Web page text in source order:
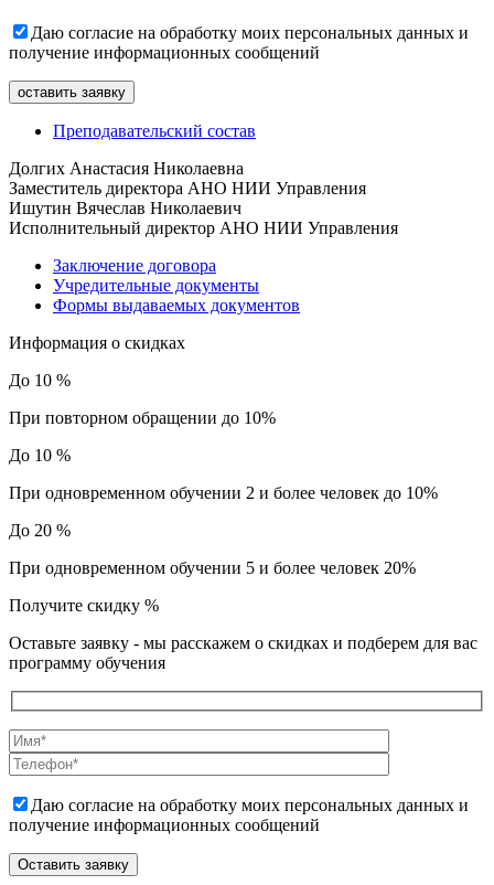
Даю согласие на обработку моих персональных данных и
получение информационных сообщений
Преподавательский состав
Долгих Анастасия Николаевна
Заместитель директора АНО НИИ Управления
Ишутин Вячеслав Николаевич
Исполнительный директор АНО НИИ Управления
Заключение договора
Учредительные документы
Формы выдаваемых документов
Информация о скидках
До 10 %
При повторном обращении до 10%
До 10 %
При одновременном обучении 2 и более человек до 10%
До 20 %
При одновременном обучении 5 и более человек 20%
Получите скидку %
Оставьте заявку - мы расскажем о скидках и подберем для вас
программу обучения
Даю согласие на обработку моих персональных данных и
получение информационных сообщений